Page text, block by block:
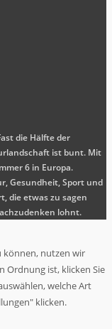
die Hälfte der
ist bunt. Mit
6 in Europa.
Gesundheit, Sport und
die etwas zu sagen
lohnt.
können, nutzen wir
Ordnung ist, klicken Sie
welche Art
klicken.